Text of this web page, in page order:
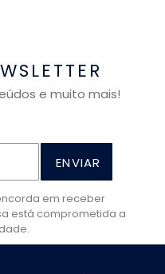
e muito mais!
ENVIAR
em receber
está comprometida a